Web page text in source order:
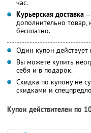
час.
Курьерская доставка
дополнительно
бесплатно.
Один купон действует
Вы можете купить
себя и в подарок.
Скидка по купону не
скидками и
Купон действителен по